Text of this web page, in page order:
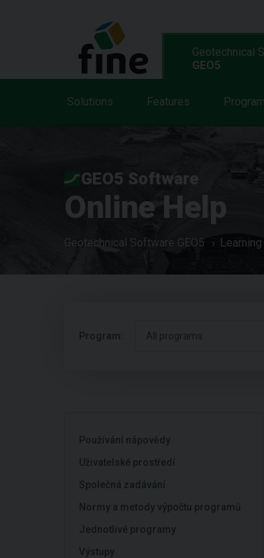
Geotechnical
GEO5
Solutions Features
GEO5 Software
Online Help
Geotechnical Software GEO5 Learning
Program: All programs
Používání nápovědy
Uživatelské prostředí
Společná zadávání
Normy a metody výpočtu programů
Jednotlivé programy
Výstupy